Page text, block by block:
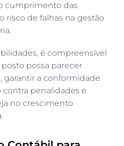
cumprimento das
risco de falhas na gestão
é compreensível
possa parecer
garantir a conformidade
penalidades e
no crescimento